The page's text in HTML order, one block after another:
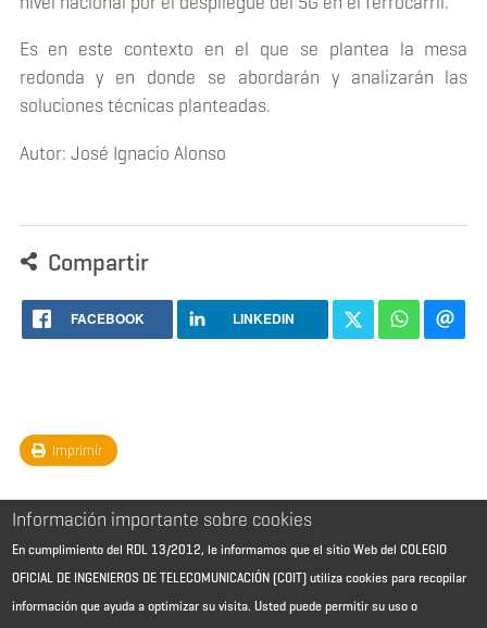
Es en este contexto en el que se plantea la mesa
redonda y en donde se abordarán y analizarán las
soluciones técnicas planteadas.
Autor: José Ignacio Alonso
Compartir
FACEBOOK LINKEDIN
Imprimir
Información importante sobre cookies
En cumplimiento del RDL 13/2012, le informamos que el sitio Web del COLEGIO
OFICIAL DE INGENIEROS DE TELECOMUNICACIÓN (COIT) utiliza cookies para recopilar
información que ayuda a optimizar su visita. Usted puede permitir su uso o